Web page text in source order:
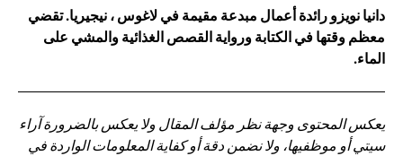
دانيا نويزو رائدة أعمال مبدعة مقيمة في لاغوس ، نيجيريا. تقضي
معظم وقتها في الكتابة ورواية القصص الغذائية والمشي على
الماء.
يعكس المحتوى وجهة نظر مؤلف المقال ولا يعكس بالضرورة آراء
سيتي أو موظفيها، ولا نضمن دقة أو كفاية المعلومات الواردة في